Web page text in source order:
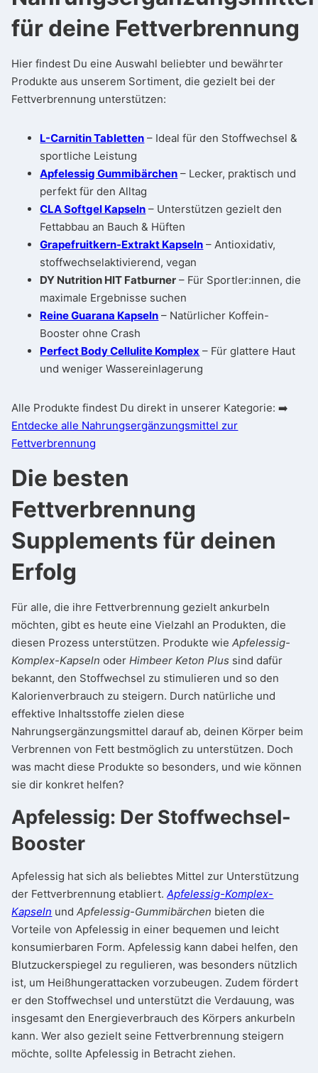
für deine Fettverbrennung
Hier findest Du eine Auswahl beliebter und bewährter
Produkte aus unserem Sortiment, die gezielt bei der
Fettverbrennung unterstützen:
L-Carnitin Tabletten – Ideal für den Stoffwechsel &
sportliche Leistung
Apfelessig Gummibärchen – Lecker, praktisch und
perfekt für den Alltag
CLA Softgel Kapseln – Unterstützen gezielt den
Fettabbau an Bauch & Hüften
Grapefruitkern-Extrakt Kapseln – Antioxidativ,
stoffwechselaktivierend, vegan
DY Nutrition HIT Fatburner – Für Sportler:innen, die
maximale Ergebnisse suchen
Reine Guarana Kapseln – Natürlicher Koffein-
Booster ohne Crash
Perfect Body Cellulite Komplex – Für glattere Haut
und weniger Wassereinlagerung
Alle Produkte findest Du direkt in unserer Kategorie: ➡️
Entdecke alle Nahrungsergänzungsmittel zur
Fettverbrennung
Die besten
Fettverbrennung
Supplements für deinen
Erfolg
Für alle, die ihre Fettverbrennung gezielt ankurbeln
möchten, gibt es heute eine Vielzahl an Produkten, die
diesen Prozess unterstützen. Produkte wieApfelessig-
Komplex-Kapseln oderHimbeer Keton Plus sind dafür
bekannt, den Stoffwechsel zu stimulieren und so den
Kalorienverbrauch zu steigern. Durch natürliche und
effektive Inhaltsstoffe zielen diese
Nahrungsergänzungsmittel darauf ab, deinen Körper beim
Verbrennen von Fett bestmöglich zu unterstützen. Doch
was macht diese Produkte so besonders, und wie können
sie dir konkret helfen?
Apfelessig: Der Stoffwechsel-
Booster
Apfelessig hat sich als beliebtes Mittel zur Unterstützung
der Fettverbrennung etabliert.Apfelessig-Komplex-
Kapseln undApfelessig-Gummibärchen bieten die
Vorteile von Apfelessig in einer bequemen und leicht
konsumierbaren Form. Apfelessig kann dabei helfen, den
Blutzuckerspiegel zu regulieren, was besonders nützlich
ist, um Heißhungerattacken vorzubeugen. Zudem fördert
er den Stoffwechsel und unterstützt die Verdauung, was
insgesamt den Energieverbrauch des Körpers ankurbeln
kann. Wer also gezielt seine Fettverbrennung steigern
möchte, sollte Apfelessig in Betracht ziehen.